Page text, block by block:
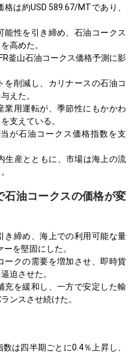
は約USD 589.67/MTであり、
性を引き締め、石油コークス
高めた。
釜山石油コークス価格予測に影
削減し、カリナースの石油コ
えた。
業用運転が、季節性にもかかわ
支えている。
が石油コークス価格指数を支
生産とともに、市場は海上の流
石油コークスの価格が変
き締め、海上での利用可能な量
を堅固にした。
ークの需要を増加させ、即時貨
迫させた。
充を緩和し、一方で安定した輸
ンスさせ続けた。
は四半期ごとに0.4％上昇し、